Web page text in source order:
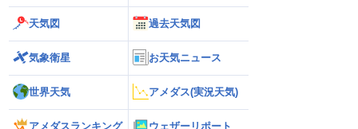
天気図 過去天気図
気象衛星 お天気ニュース
世界天気 アメダス(実況天気)
アメダスランキング ウェザーリポート